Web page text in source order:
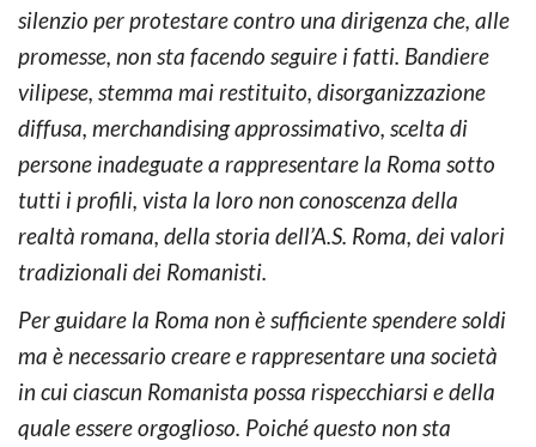
silenzio per protestare contro una dirigenza che, alle
promesse, non sta facendo seguire i fatti. Bandiere
vilipese, stemma mai restituito, disorganizzazione
diffusa, merchandising approssimativo, scelta di
persone inadeguate a rappresentare la Roma sotto
tutti i profili, vista la loro non conoscenza della
realtà romana, della storia dell’A.S. Roma, dei valori
tradizionali dei Romanisti.
Per guidare la Roma non è sufficiente spendere soldi
ma è necessario creare e rappresentare una società
in cui ciascun Romanista possa rispecchiarsi e della
quale essere orgoglioso. Poiché questo non sta